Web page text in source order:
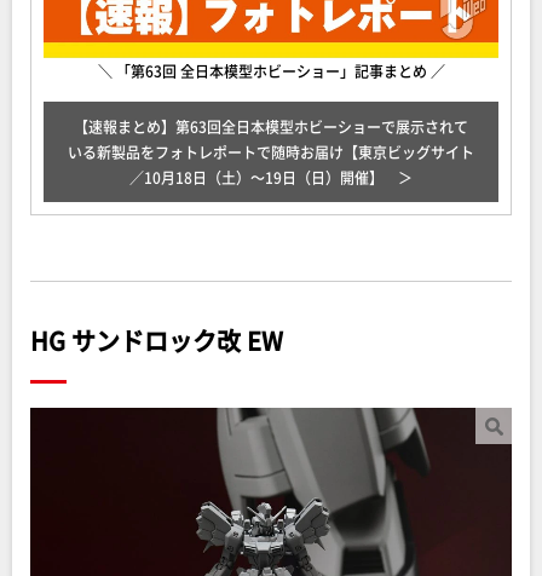
＼ 「第63回 全日本模型ホビーショー」記事まとめ ／
【速報まとめ】第63回全日本模型ホビーショーで展示されて
いる新製品をフォトレポートで随時お届け【東京ビッグサイト
／10月18日（土）～19日（日）開催】
HG サンドロック改 EW